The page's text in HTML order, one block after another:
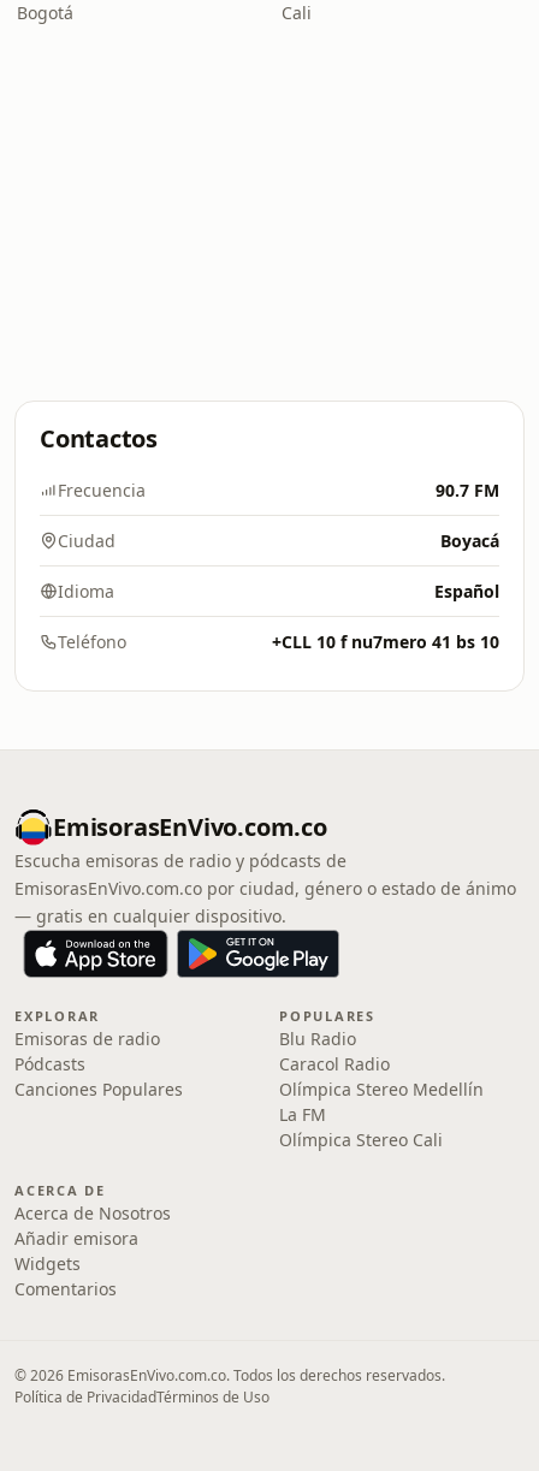
Bogotá Cali
Contactos
Frecuencia 90.7 FM
Ciudad Boyacá
Idioma Español
Teléfono +CLL 10 f nu7mero 41 bs 10
EmisorasEnVivo.com.co
Escucha emisoras de radio y pódcasts de
EmisorasEnVivo.com.co por ciudad, género o estado de ánimo
— gratis en cualquier dispositivo.
EXPLORAR
Emisoras de radio
Pódcasts
Canciones Populares
POPULARES
Blu Radio
Caracol Radio
Olímpica Stereo Medellín
La FM
Olímpica Stereo Cali
ACERCA DE
Acerca de Nosotros
Añadir emisora
Widgets
Comentarios
© 2026 EmisorasEnVivo.com.co. Todos los derechos reservados.
Política de PrivacidadTérminos de Uso